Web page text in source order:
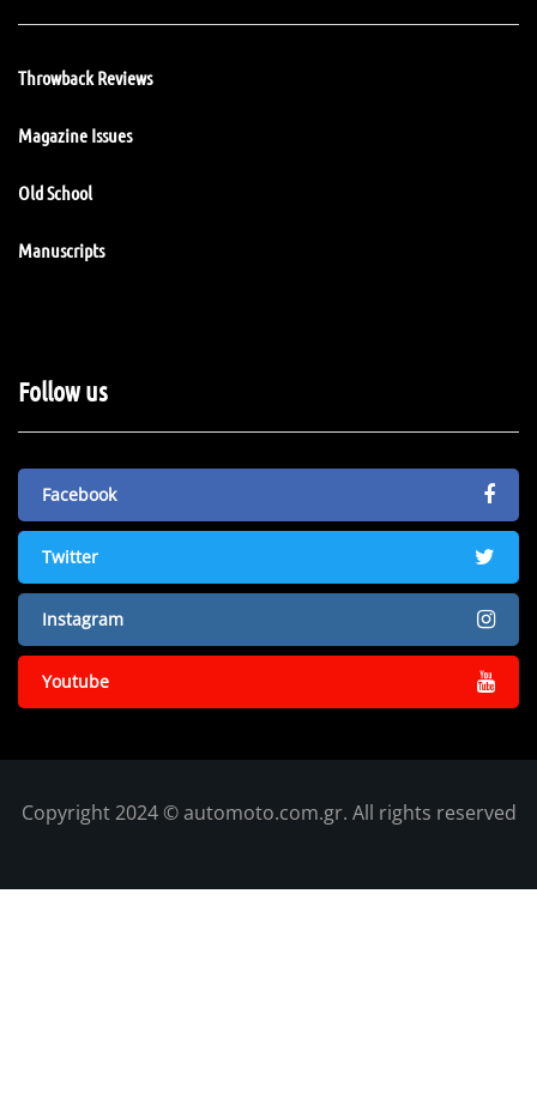
Throwback Reviews
Magazine Issues
Old School
Manuscripts
Follow us
Facebook
Twitter
Instagram
Youtube
Copyright 2024 © automoto.com.gr. All rights reserved